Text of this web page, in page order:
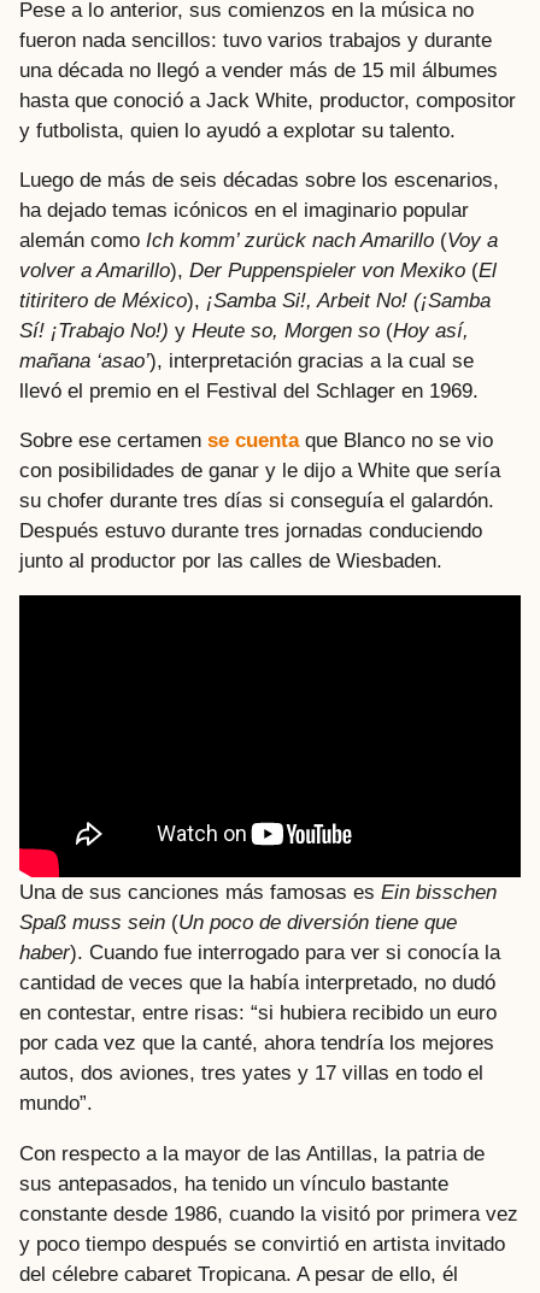
Pese a lo anterior, sus comienzos en la música no
fueron nada sencillos: tuvo varios trabajos y durante
una década no llegó a vender más de 15 mil álbumes
hasta que conoció a Jack White, productor, compositor
y futbolista, quien lo ayudó a explotar su talento.
Luego de más de seis décadas sobre los escenarios,
ha dejado temas icónicos en el imaginario popular
alemán como Ich komm’ zurück nach Amarillo (Voy a
volver a Amarillo), Der Puppenspieler von Mexiko (El
titiritero de México), ¡Samba Si!, Arbeit No! (¡Samba
Sí! ¡Trabajo No!) y Heute so, Morgen so (Hoy así,
mañana ‘asao’), interpretación gracias a la cual se
llevó el premio en el Festival del Schlager en 1969.
Sobre ese certamen se cuentaque Blanco no se vio
con posibilidades de ganar y le dijo a White que sería
su chofer durante tres días si conseguía el galardón.
Después estuvo durante tres jornadas conduciendo
junto al productor por las calles de Wiesbaden.
Una de sus canciones más famosas es Ein bisschen
Spaß muss sein (Un poco de diversión tiene que
haber). Cuando fue interrogado para ver si conocía la
cantidad de veces que la había interpretado, no dudó
en contestar, entre risas: “si hubiera recibido un euro
por cada vez que la canté, ahora tendría los mejores
autos, dos aviones, tres yates y 17 villas en todo el
mundo”.
Con respecto a la mayor de las Antillas, la patria de
sus antepasados, ha tenido un vínculo bastante
constante desde 1986, cuando la visitó por primera vez
y poco tiempo después se convirtió en artista invitado
del célebre cabaret Tropicana. A pesar de ello, él